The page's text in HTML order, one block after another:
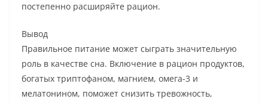
постепенно расширяйте рацион.
Вывод
Правильное питание может сыграть значительную
роль в качестве сна. Включение в рацион продуктов,
богатых триптофаном, магнием, омега-3 и
мелатонином, поможет снизить тревожность,